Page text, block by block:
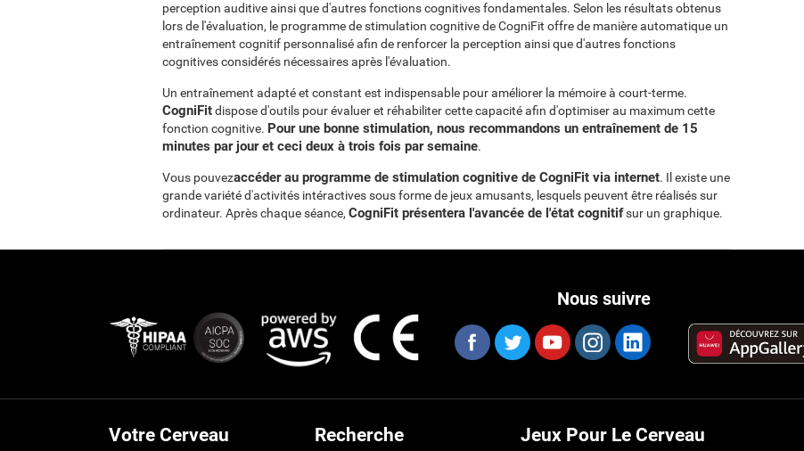
perception auditive ainsi que d'autres fonctions cognitives fondamentales. Selon les résultats obtenus
lors de l'évaluation, le programme de stimulation cognitive de CogniFit offre de manière automatique un
entraînement cognitif personnalisé afin de renforcer la perception ainsi que d'autres fonctions
cognitives considérés nécessaires après l'évaluation.
Un entraînement adapté et constant est indispensable pour améliorer la mémoire à court-terme.
CogniFitdispose d'outils pour évaluer et réhabiliter cette capacité afin d'optimiser au maximum cette
fonction cognitive. Pour une bonne stimulation, nous recommandons un entraînement de 15
minutes par jour et ceci deux à trois fois par semaine.
Vous pouvezaccéder au programme de stimulation cognitive de CogniFit via internet. Il existe une
grande variété d'activités intéractives sous forme de jeux amusants, lesquels peuvent être réalisés sur
ordinateur. Après chaque séance, CogniFit présentera l'avancée de l'état cognitifsur un graphique.
Nous suivre
Votre Cerveau Recherche Jeux Pour Le Cerveau